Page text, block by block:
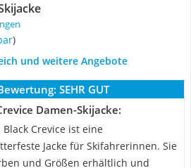
)
und weitere Angebote
SEHR GUT
Damen-Skijacke:
Crevice ist eine
Jacke für Skifahrerinnen. Sie
und Größen erhältlich und